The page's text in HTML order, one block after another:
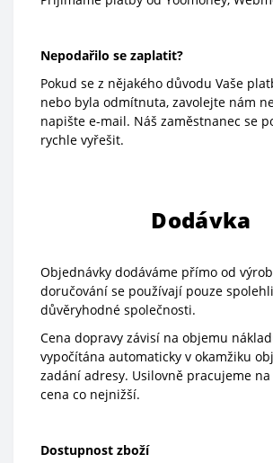
Nepodařilo se zaplatit?
Pokud se z nějakého důvodu Vaše
nebo byla odmítnuta, zavolejte nám
napište e-mail. Náš zaměstnanec se
rychle vyřešit.
Dodávka
Objednávky dodáváme přímo od
doručování se používají pouze
důvěryhodné společnosti.
Cena dopravy závisí na objemu
vypočítána automaticky v okamžiku
zadání adresy. Usilovně pracujeme
cena co nejnižší.
Dostupnost zboží